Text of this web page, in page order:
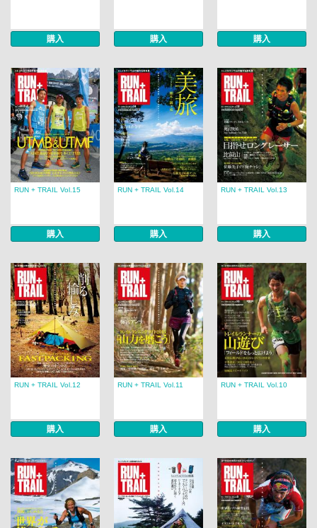
購入 購入 購入
RUN + TRAIL Vol.15
購入
RUN + TRAIL Vol.14
購入
RUN + TRAIL Vol.13
購入
RUN + TRAIL Vol.12
購入
RUN + TRAIL Vol.11
購入
RUN + TRAIL Vol.10
購入